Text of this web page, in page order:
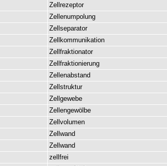
Zellrezeptor
Zellenumpolung
Zellseparator
Zellkommunikation
Zellfraktionator
Zellfraktionierung
Zellenabstand
Zellstruktur
Zellgewebe
Zellengewölbe
Zellvolumen
Zellwand
Zellwand
zellfrei